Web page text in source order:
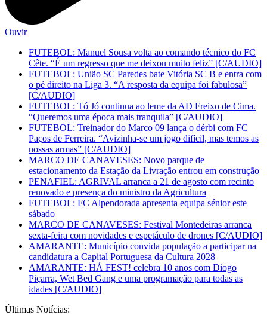
Ouvir
FUTEBOL: Manuel Sousa volta ao comando técnico do FC
Cête. “É um regresso que me deixou muito feliz” [C/AUDIO]
FUTEBOL: União SC Paredes bate Vitória SC B e entra com
o pé direito na Liga 3. “A resposta da equipa foi fabulosa”
[C/AUDIO]
FUTEBOL: Tó Jó continua ao leme da AD Freixo de Cima.
“Queremos uma época mais tranquila” [C/AUDIO]
FUTEBOL: Treinador do Marco 09 lança o dérbi com FC
Paços de Ferreira. “Avizinha-se um jogo difícil, mas temos as
nossas armas” [C/AUDIO]
MARCO DE CANAVESES: Novo parque de
estacionamento da Estação da Livração entrou em construção
PENAFIEL: AGRIVAL arranca a 21 de agosto com recinto
renovado e presença do ministro da Agricultura
FUTEBOL: FC Alpendorada apresenta equipa sénior este
sábado
MARCO DE CANAVESES: Festival Montedeiras arranca
sexta-feira com novidades e espetáculo de drones [C/AUDIO]
AMARANTE: Município convida população a participar na
candidatura a Capital Portuguesa da Cultura 2028
AMARANTE: HÁ FEST! celebra 10 anos com Diogo
Piçarra, Wet Bed Gang e uma programação para todas as
idades [C/AUDIO]
Últimas Notícias: